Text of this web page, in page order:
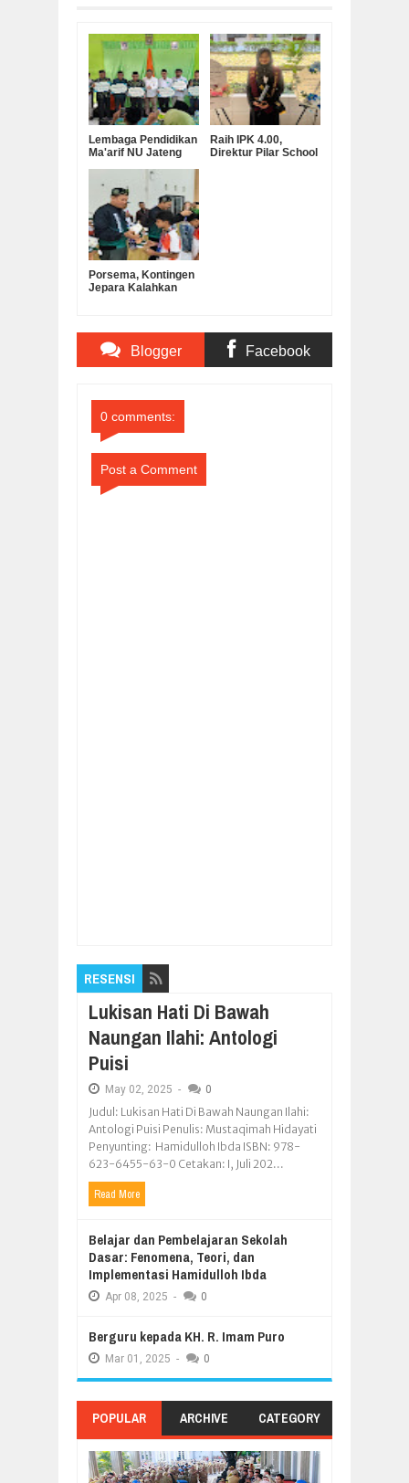
Lembaga Pendidikan
Ma'arif NU Jateng
Operasional MKKS
SMK Ma’arif
Raih IPK 4.00,
Direktur Pilar School
Porsema, Kontingen
Jepara Kalahkan
Blogger Facebook
0 comments:
Post a Comment
RESENSI
Lukisan Hati Di Bawah
Naungan Ilahi: Antologi
Puisi
May 02, 2025 - 0
Judul: Lukisan Hati Di Bawah Naungan Ilahi:
Antologi Puisi Penulis: Mustaqimah Hidayati
Penyunting: Hamidulloh Ibda ISBN: 978-
623-6455-63-0 Cetakan: I, Juli 202...
Read More
Belajar dan Pembelajaran Sekolah
Dasar: Fenomena, Teori, dan
Implementasi Hamidulloh Ibda
Apr 08, 2025 - 0
Berguru kepada KH. R. Imam Puro
Mar 01, 2025 - 0
POPULAR ARCHIVE CATEGORY